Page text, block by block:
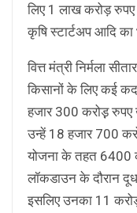
लिए 1 लाख करोड़
कृषि स्टार्टअप आदि का
वित्त मंत्री निर्मला
किसानों के लिए कई
हजार 300 करोड़़ रुपए
उन्हें 18 हजार 700
योजना के तहत 6400
लॉकडाउन के दौरान
इसलिए उनका 11